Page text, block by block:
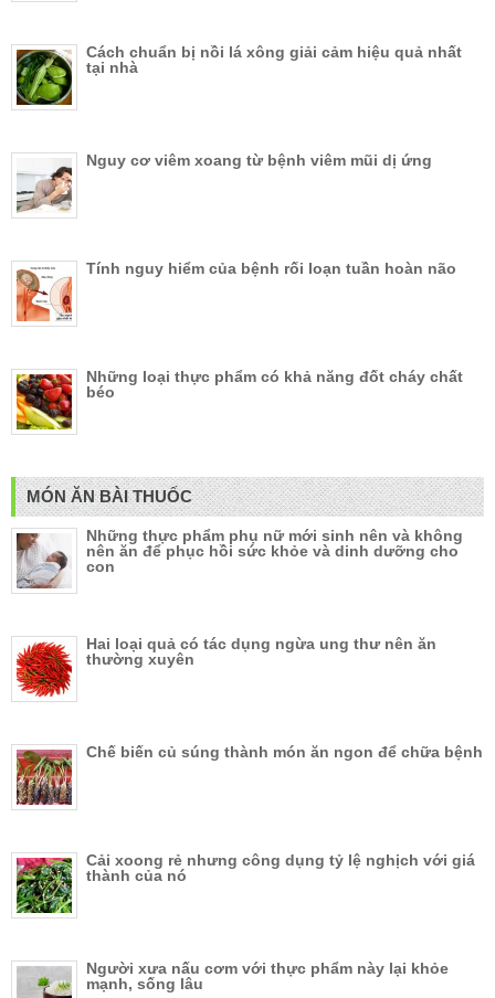
Cách chuẩn bị nồi lá xông giải cảm hiệu quả nhất
tại nhà
Nguy cơ viêm xoang từ bệnh viêm mũi dị ứng
Tính nguy hiểm của bệnh rối loạn tuần hoàn não
Những loại thực phẩm có khả năng đốt cháy chất
béo
MÓN ĂN BÀI THUỐC
Những thực phẩm phụ nữ mới sinh nên và không
nên ăn để phục hồi sức khỏe và dinh dưỡng cho
con
Hai loại quả có tác dụng ngừa ung thư nên ăn
thường xuyên
Chế biến củ súng thành món ăn ngon để chữa bệnh
Cải xoong rẻ nhưng công dụng tỷ lệ nghịch với giá
thành của nó
Người xưa nấu cơm với thực phẩm này lại khỏe
mạnh, sống lâu